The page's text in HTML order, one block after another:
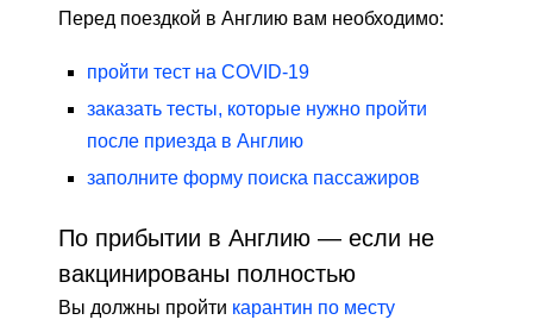
Перед поездкой в ​​Англию вам необходимо:
пройти тест на COVID-19
заказать тесты, которые нужно пройти
после приезда в Англию
заполните форму поиска пассажиров
По прибытии в Англию — если не
вакцинированы полностью
Вы должны пройти карантин по месту